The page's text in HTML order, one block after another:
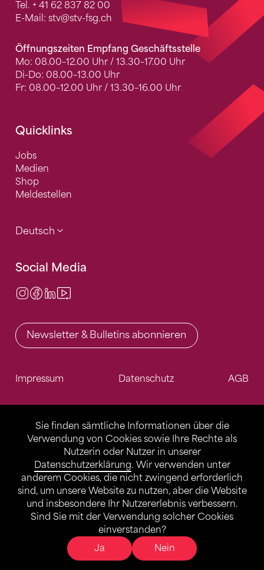
Sie finden sämtliche Informationen über die
Verwendung von Cookies sowie Ihre Rechte als
Nutzerin oder Nutzer in unserer
Datenschutzerklärung. Wir verwenden unter
anderem Cookies, die nicht zwingend erforderlich
sind, um unsere Website zu nutzen, aber die Website
und insbesondere Ihr Nutzererlebnis verbessern.
Sind Sie mit der Verwendung solcher Cookies
einverstanden?
Ja
Nein
Tel. + 41 62 837 82 00
E-Mail: stv@stv-fsg.ch
Öffnungszeiten Empfang Geschäftsstelle
Mo: 08.00–12.00 Uhr / 13.30–17.00 Uhr
Di-Do: 08.00–13.00 Uhr
Fr: 08.00–12.00 Uhr / 13.30–16.00 Uhr
Quicklinks
Jobs
Medien
Shop
Meldestellen
Deutsch
Social Media
Instagram
Facebook
LinkedIn
Newsletter & Bulletins abonnieren
Impressum Datenschutz AGB